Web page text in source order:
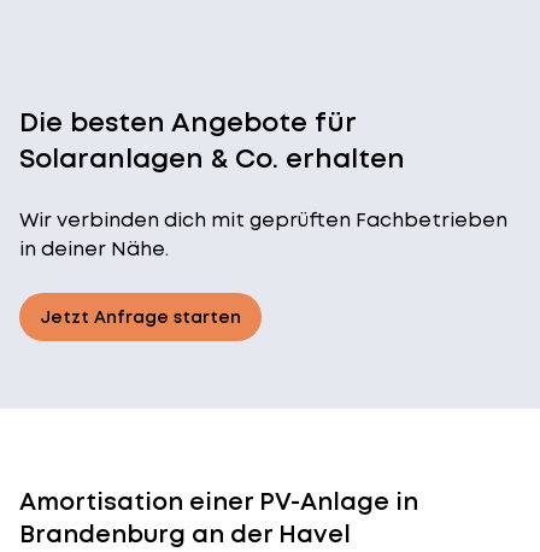
Die besten Angebote für
Solaranlagen & Co. erhalten
Wir verbinden dich mit geprüften Fachbetrieben
in deiner Nähe.
Jetzt Anfrage starten
Amortisation einer PV-Anlage in
Brandenburg an der Havel